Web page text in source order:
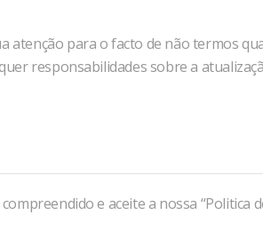
para o facto de não termos
responsabilidades sobre a
e aceite a nossa “Politica